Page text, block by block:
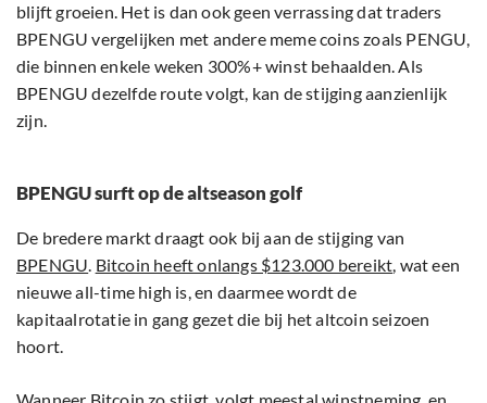
blijft groeien. Het is dan ook geen verrassing dat traders
BPENGU vergelijken met andere meme coins zoals PENGU,
die binnen enkele weken 300%+ winst behaalden. Als
BPENGU dezelfde route volgt, kan de stijging aanzienlijk
zijn.
BPENGU surft op de altseason golf
De bredere markt draagt ook bij aan de stijging van
BPENGU. Bitcoin heeft onlangs $123.000 bereikt, wat een
nieuwe all-time high is, en daarmee wordt de
kapitaalrotatie in gang gezet die bij het altcoin seizoen
hoort.